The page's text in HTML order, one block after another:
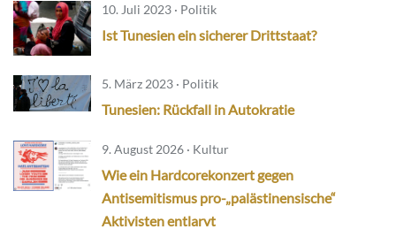
10. Juli 2023 · Politik
Ist Tunesien ein sicherer Drittstaat?
5. März 2023 · Politik
Tunesien: Rückfall in Autokratie
9. August 2026 · Kultur
Wie ein Hardcorekonzert gegen
Antisemitismus pro-„palästinensische“
Aktivisten entlarvt